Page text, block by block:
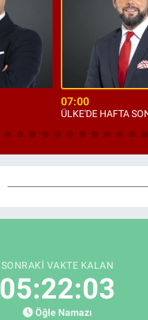
07:00
ÜLKE'DE HAFTA
SONRAKI VAKTE KALAN
05:22:02
Öğle Namazı